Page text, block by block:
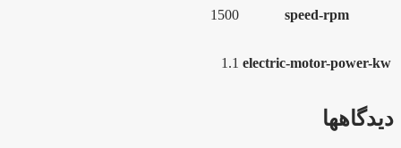
speed-rpm
1500
electric-motor-power-kw
1.1
دیدگاهها